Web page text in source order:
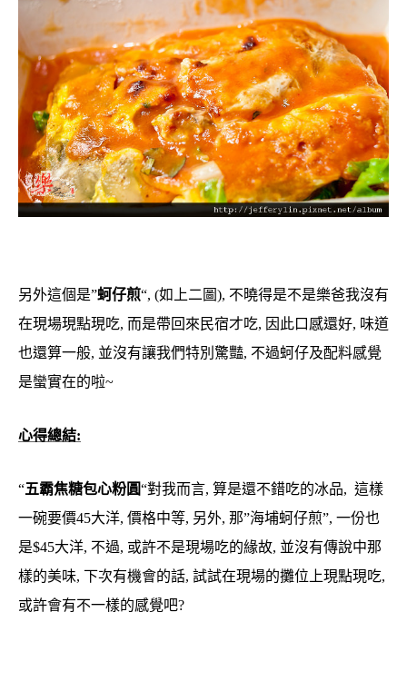
另外這個是”蚵仔煎“, (如上二圖), 不曉得是不是樂爸我沒有
在現場現點現吃, 而是帶回來民宿才吃, 因此口感還好, 味道
也還算一般, 並沒有讓我們特別驚豔, 不過蚵仔及配料感覺
是蠻實在的啦~
心得總結:
“五霸焦糖包心粉圓“對我而言, 算是還不錯吃的冰品, 這樣
一碗要價45大洋, 價格中等, 另外, 那”海埔蚵仔煎”, 一份也
是$45大洋, 不過, 或許不是現場吃的緣故, 並沒有傳說中那
樣的美味, 下次有機會的話, 試試在現場的攤位上現點現吃,
或許會有不一樣的感覺吧?